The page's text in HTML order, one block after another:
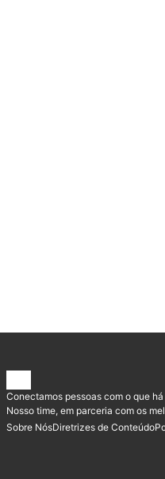
Conectamos pessoas com o que
Nosso time, em parceria com os
Sobre NósDiretrizes de Conteúdo